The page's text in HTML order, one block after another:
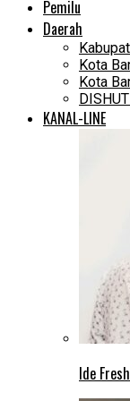
Pemilu
Daerah
Kota
Kota
KANAL-LINE
Ide